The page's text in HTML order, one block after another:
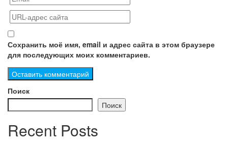
Сохранить моё имя, email и адрес сайта в этом браузере
для последующих моих комментариев.
Поиск
Поиск
Recent Posts